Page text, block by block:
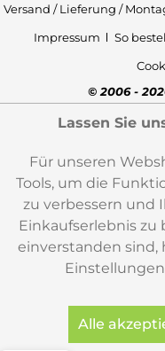
Versand / Lieferung /
Impressum
So
© 2006 -
Lassen Sie
Für unseren
Tools, um die
zu verbessern und
Einkaufserlebnis
einverstanden sind,
Alle